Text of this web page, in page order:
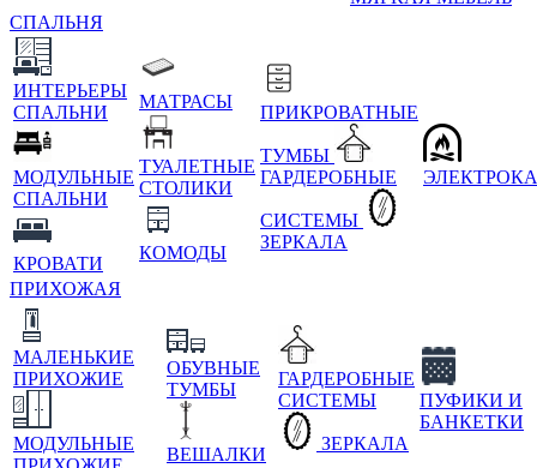
СПАЛЬНЯ
ИНТЕРЬЕРЫ
СПАЛЬНИ
МОДУЛЬНЫЕ
СПАЛЬНИ
КРОВАТИ
МАТРАСЫ
ТУАЛЕТНЫЕ
СТОЛИКИ
КОМОДЫ
ПРИКРОВАТНЫЕ
ТУМБЫ
ГАРДЕРОБНЫЕ
СИСТЕМЫ
ЗЕРКАЛА
ПРИХОЖАЯ
МАЛЕНЬКИЕ
ПРИХОЖИЕ
МОДУЛЬНЫЕ
ОБУВНЫЕ
ТУМБЫ
ВЕШАЛКИ
ГАРДЕРОБНЫЕ
СИСТЕМЫ
ЗЕРКАЛА
ПУФИКИ И
БАНКЕТКИ